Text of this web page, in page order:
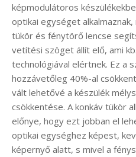
képmodulátoros
optikai egységet
tükör és fénytörő lencse
vetítési szöget állít elő, ami
technológiával elértnek. Ez a
hozzávetőleg 40%-al
vált lehetővé a készülék
csökkentése. A konkáv tükör
előnye, hogy ezt jobban el
optikai egységhez képest,
képernyő alatt, s mivel a